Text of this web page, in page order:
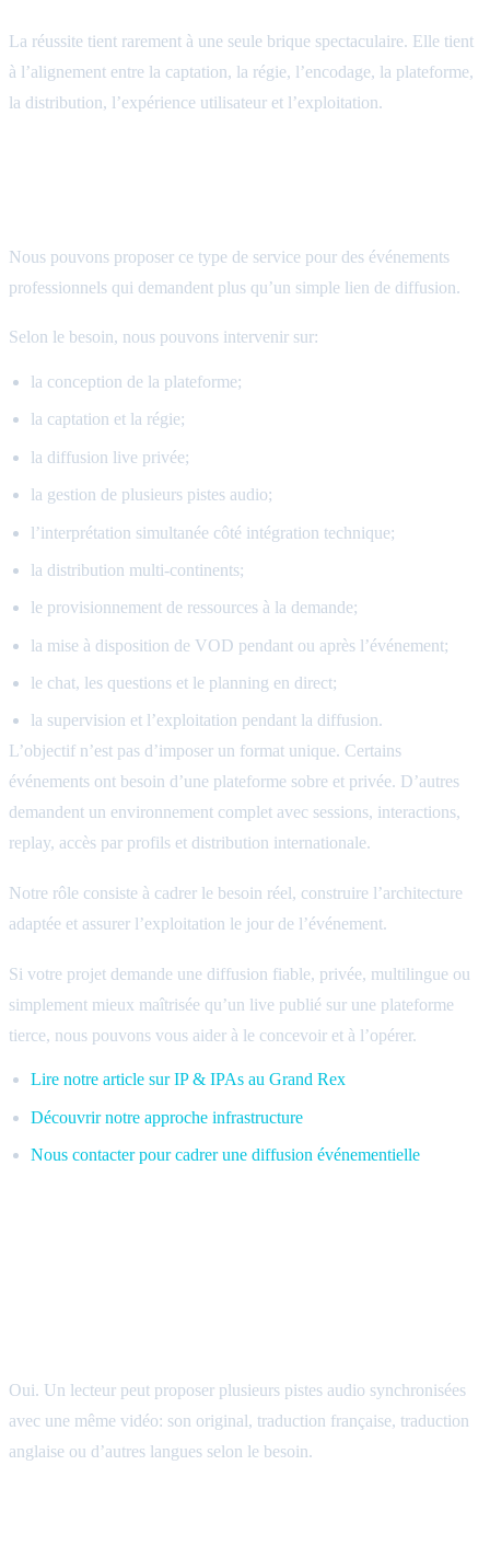
La réussite tient rarement à une seule brique spectaculaire. Elle tient
à l’alignement entre la captation, la régie, l’encodage, la plateforme,
la distribution, l’expérience utilisateur et l’exploitation.
Nous pouvons proposer ce type de service pour des événements
professionnels qui demandent plus qu’un simple lien de diffusion.
Selon le besoin, nous pouvons intervenir sur:
la conception de la plateforme;
la captation et la régie;
la diffusion live privée;
la gestion de plusieurs pistes audio;
l’interprétation simultanée côté intégration technique;
la distribution multi-continents;
le provisionnement de ressources à la demande;
la mise à disposition de VOD pendant ou après l’événement;
le chat, les questions et le planning en direct;
la supervision et l’exploitation pendant la diffusion.
L’objectif n’est pas d’imposer un format unique. Certains
événements ont besoin d’une plateforme sobre et privée. D’autres
demandent un environnement complet avec sessions, interactions,
replay, accès par profils et distribution internationale.
Notre rôle consiste à cadrer le besoin réel, construire l’architecture
adaptée et assurer l’exploitation le jour de l’événement.
Si votre projet demande une diffusion fiable, privée, multilingue ou
simplement mieux maîtrisée qu’un live publié sur une plateforme
tierce, nous pouvons vous aider à le concevoir et à l’opérer.
Lire notre article sur IP & IPAs au Grand Rex
Découvrir notre approche infrastructure
Nous contacter pour cadrer une diffusion événementielle
Oui. Un lecteur peut proposer plusieurs pistes audio synchronisées
avec une même vidéo: son original, traduction française, traduction
anglaise ou d’autres langues selon le besoin.